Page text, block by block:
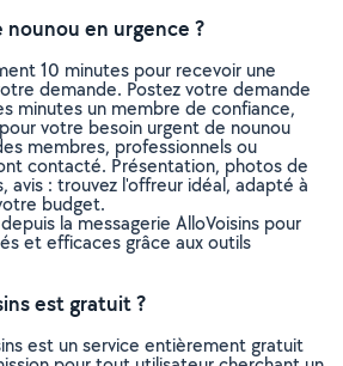
nounou en urgence ?
10 minutes pour recevoir une
demande. Postez votre demande
minutes un membre de confiance,
votre besoin urgent de nounou
membres, professionnels ou
contacté. Présentation, photos de
avis : trouvez l'offreur idéal, adapté à
budget.
la messagerie AlloVoisins pour
et efficaces grâce aux outils
est gratuit ?
est un service entièrement gratuit